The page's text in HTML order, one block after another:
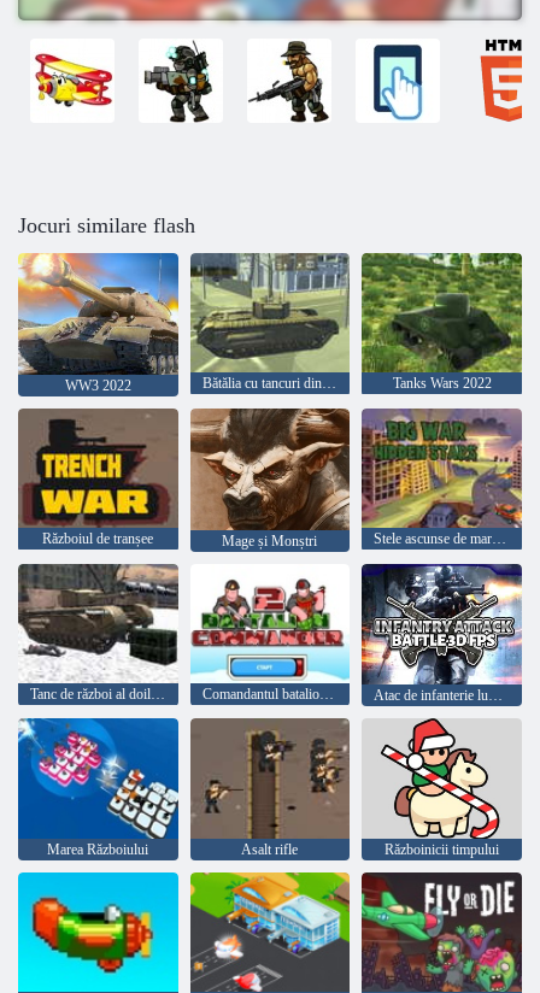
Jocuri similare flash
WW3 2022 Bătălia cu tancuri din WW3 Tanks Wars 2022
Războiul de tranșee Mage și Monștri Stele ascunse de mare război
Tanc de război al doilea război mondial 2022 Comandantul batalionului 2 Atac de infanterie luptă 3D FPS
Marea Războiului Asalt rifle Războinicii timpului